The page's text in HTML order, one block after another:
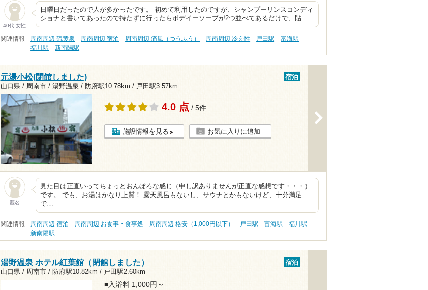
40代 女性
日曜日だったので人が多かったです。 初めて利用したのですが、シャンプーリンスコンディ
ショナと書いてあったので持たずに行ったらボデイーソープが2つ並べてあるだけで、貼…
関連情報 周南周辺 硫黄泉 周南周辺 宿泊 周南周辺 痛風（つうふう） 周南周辺 冷え性 戸田駅
富海駅
福川駅
新南陽駅
元湯小松(閉館しました)
山口県 / 周南市 / 湯野温泉 / 防府駅10.78km / 戸田駅3.57km
宿泊
4.0 点 / 5件
施設情報を見る お気に入りに追加
匿名
見た目は正直いってちょっとおんぼろな感じ（申し訳ありませんが正直な感想です・・・）
です。 でも、お湯はかなり上質！ 露天風呂もないし、サウナとかもないけど、十分満足
で…
関連情報 周南周辺 宿泊 周南周辺 お食事・食事処 周南周辺 格安（1,000円以下） 戸田駅 富海駅
福川駅
新南陽駅
湯野温泉 ホテル紅葉館（閉館しました）
山口県 / 周南市 / 防府駅10.82km / 戸田駅2.60km
宿泊
■入浴料 1,000円～